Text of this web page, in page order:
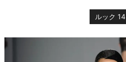
ルック 14